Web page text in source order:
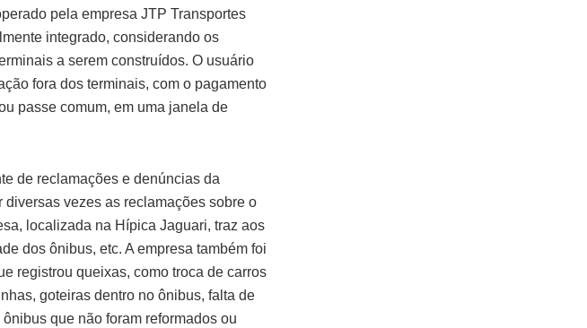
pela empresa JTP Transportes
integrado, considerando os
a serem construídos. O usuário
fora dos terminais, com o pagamento
passe comum, em uma janela de
de reclamações e denúncias da
vezes as reclamações sobre o
localizada na Hípica Jaguari, traz aos
dos ônibus, etc. A empresa também foi
registrou queixas, como troca de carros
goteiras dentro no ônibus, falta de
que não foram reformados ou